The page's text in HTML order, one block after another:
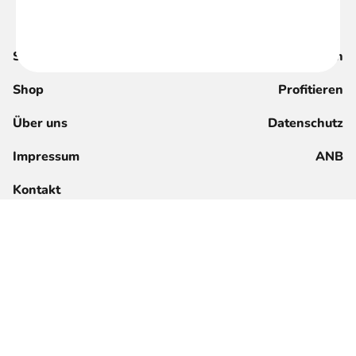
Suche
Magazin
Shop
Profitieren
Über uns
Datenschutz
Impressum
ANB
Kontakt